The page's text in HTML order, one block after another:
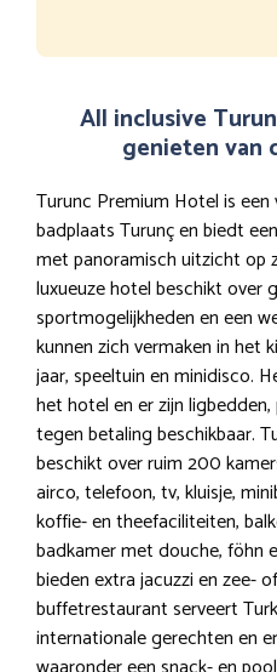
All inclusive
genieten van
Turunc Premium Hotel is
badplaats Turunç en biedt
met panoramisch uitzicht op
luxueuze hotel beschikt over
sportmogelijkheden en een
kunnen zich vermaken in het
jaar, speeltuin en minidisco.
het hotel en er zijn
tegen betaling beschikbaar.
beschikt over ruim 200
airco, telefoon, tv, kluisje,
koffie- en theefaciliteiten,
badkamer met douche, föhn
bieden extra jacuzzi en zee-
buffetrestaurant serveert
internationale gerechten en